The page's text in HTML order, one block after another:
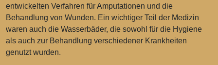
entwickelten Verfahren für Amputationen und die
Behandlung von Wunden. Ein wichtiger Teil der Medizin
waren auch die Wasserbäder, die sowohl für die Hygiene
als auch zur Behandlung verschiedener Krankheiten
genutzt wurden.